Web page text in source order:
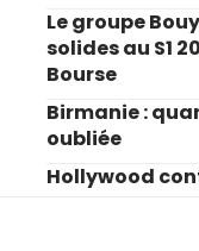
Le groupe
solides au S1
Bourse
Birmanie :
oubliée
Hollywood